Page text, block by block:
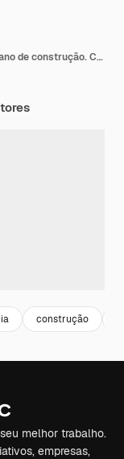
Construtor e engenheiro discutindo o plano de construção. Capacete, calado, cartaz plano de guindaste
construção
melhor trabalho.
empresas,